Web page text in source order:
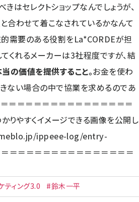
はセレクトショップなんでしょうが、
合わせて着こなされているかなんて
的需要のある役割をLa*CORDEが担
くれるメーカーは3社程度ですが、結
の価値を提供すること。お金を使わ
ない場合の中で協業を求めるのであ
＝＝＝＝＝＝＝＝＝＝＝＝＝＝＝
やすくイメージできる画像を公開し
ippeee-log/entry-
＝＝＝＝＝＝＝＝＝＝＝＝＝＝＝
ティング3.0 #鈴木一平